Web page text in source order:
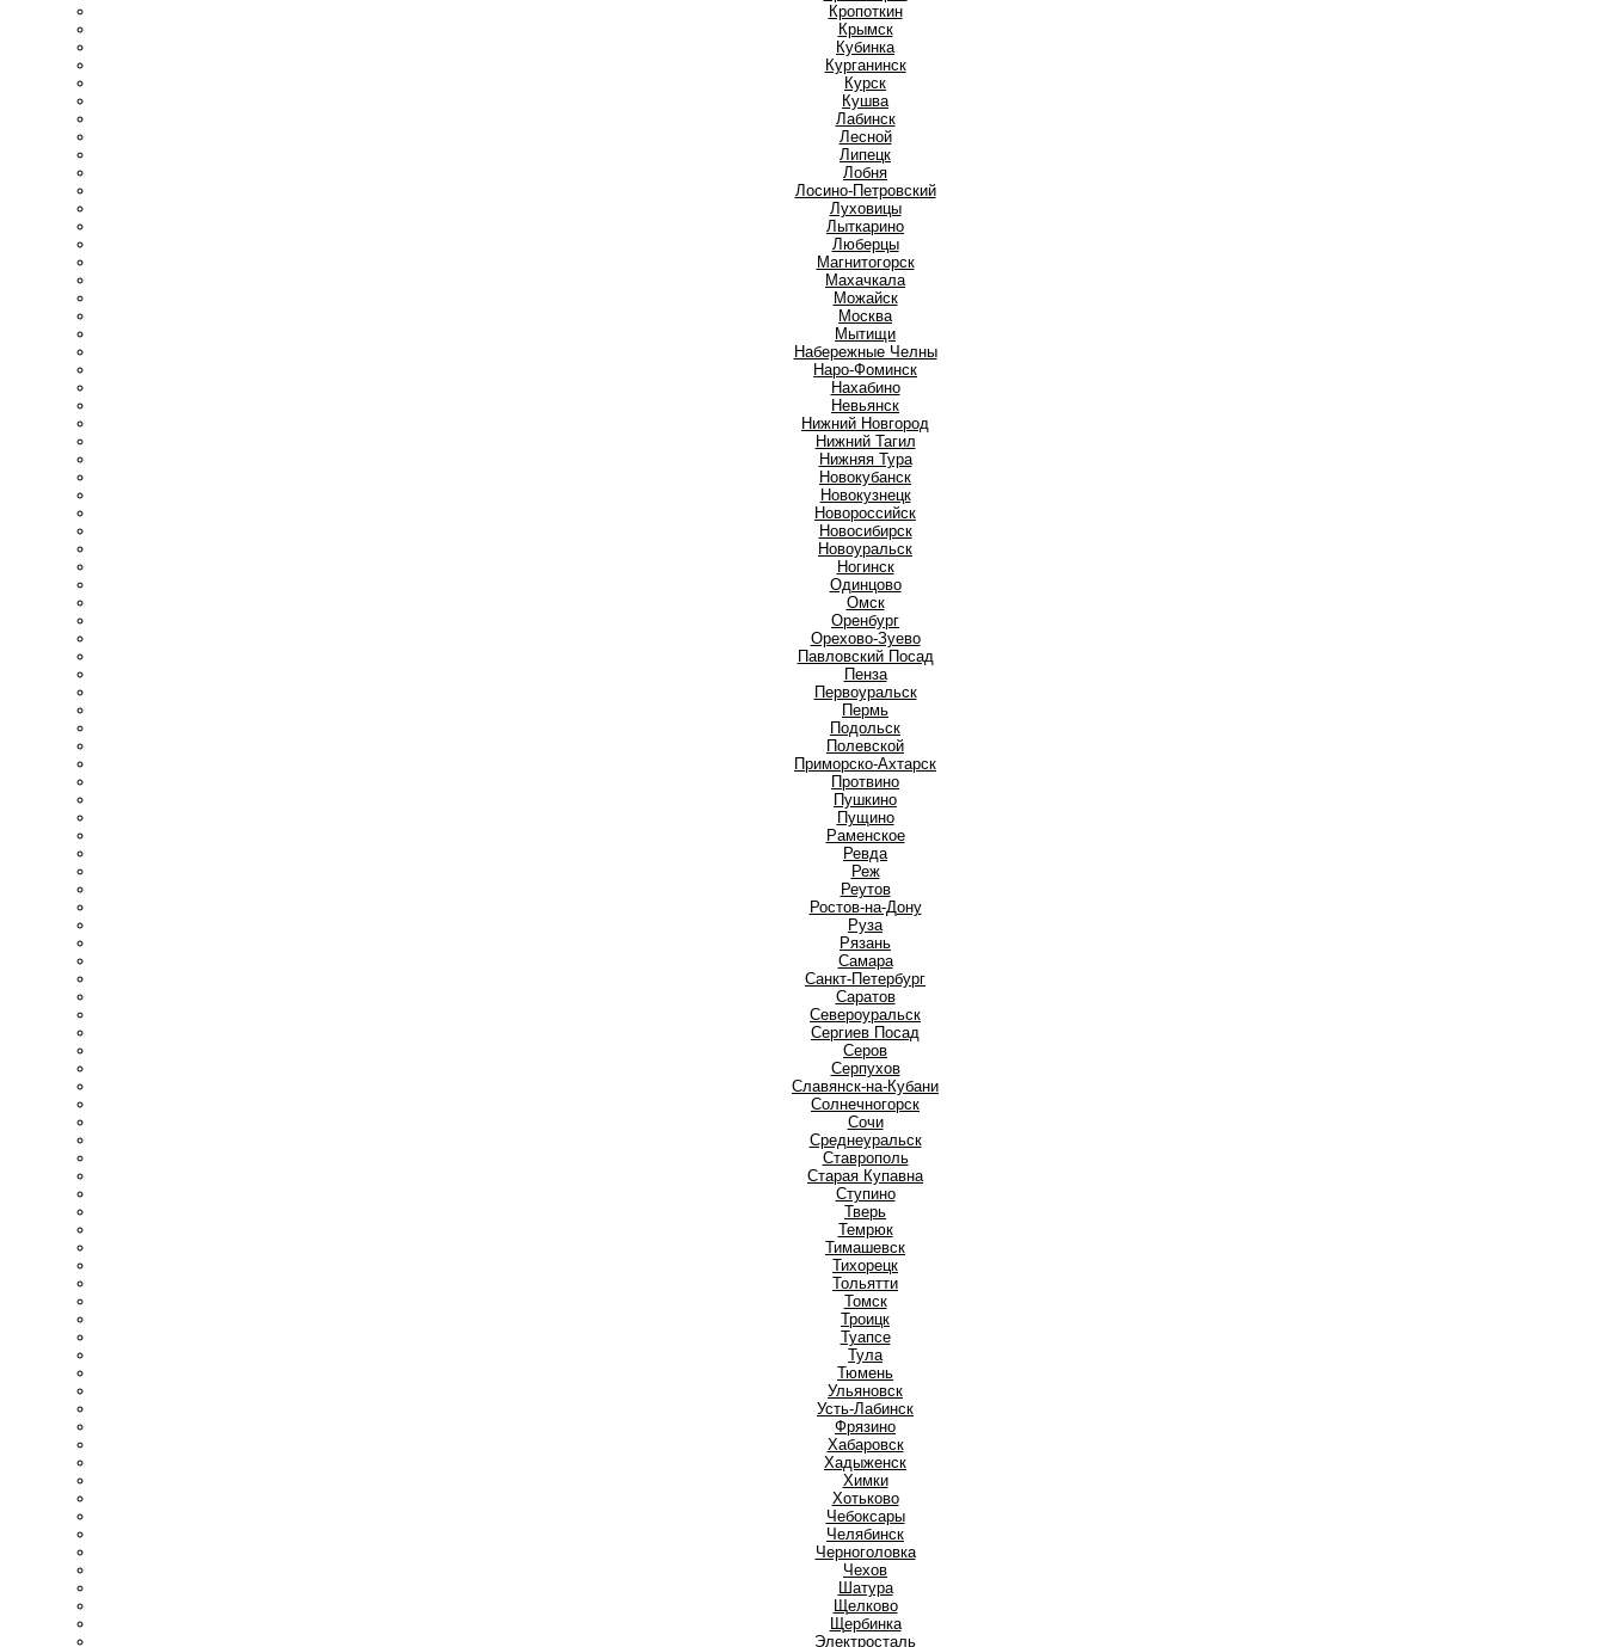
Кропоткин
Крымск
Кубинка
Курганинск
Курск
Кушва
Лабинск
Лесной
Липецк
Лобня
Лосино-Петровский
Луховицы
Лыткарино
Люберцы
Магнитогорск
Махачкала
Можайск
Москва
Мытищи
Набережные Челны
Наро-Фоминск
Нахабино
Невьянск
Нижний Новгород
Нижний Тагил
Нижняя Тура
Новокубанск
Новокузнецк
Новороссийск
Новосибирск
Новоуральск
Ногинск
Одинцово
Омск
Оренбург
Орехово-Зуево
Павловский Посад
Пенза
Первоуральск
Пермь
Подольск
Полевской
Приморско-Ахтарск
Протвино
Пушкино
Пущино
Раменское
Ревда
Реж
Реутов
Ростов-на-Дону
Руза
Рязань
Самара
Санкт-Петербург
Саратов
Североуральск
Сергиев Посад
Серов
Серпухов
Славянск-на-Кубани
Солнечногорск
Сочи
Среднеуральск
Ставрополь
Старая Купавна
Ступино
Тверь
Темрюк
Тимашевск
Тихорецк
Тольятти
Томск
Троицк
Туапсе
Тула
Тюмень
Ульяновск
Усть-Лабинск
Фрязино
Хабаровск
Хадыженск
Химки
Хотьково
Чебоксары
Челябинск
Черноголовка
Чехов
Шатура
Щелково
Щербинка
Электросталь